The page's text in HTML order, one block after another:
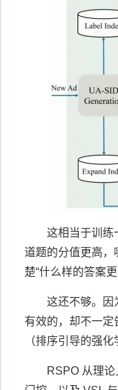
这相当于训练
道题的分值更高，
楚“什么样的答案更
这还不够。因
有效的，却不一定
（排序引导的强
RSPO 从理